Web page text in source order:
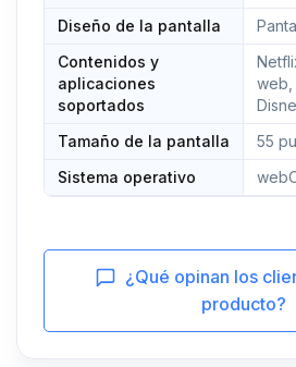
Diseño de la pantalla
Contenidos y
aplicaciones
soportados
web,
Tamaño de la pantalla
55
Sistema operativo
¿Qué opinan los
producto?